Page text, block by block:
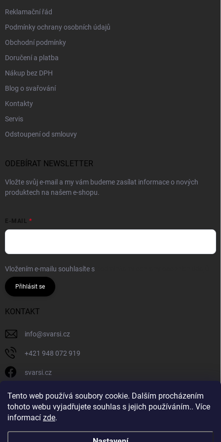
Tento web používá soubory cookie. Dalším procházením
tohoto webu vyjadřujete souhlas s jejich používáním.. Více
informací zde.
Reklamační řád
Podmínky ochrany osobních údajů
Obchodní podmínky
Doručení a platba
Nákup bez DPH
Blog o svařování
Kontakty
Servis
Odstoupení od smlouvy
ODEBÍRAT NEWSLETTER
Vložte svůj e-mail a my vám budeme zasílat informace o nových
produktech na našem e-shopu.
E-MAIL
Vložením e-mailu souhlasíte s
Přihlásit se
KONTAKT
info@svarsi.cz
+421 948 072 919
svarsi.cz
svarsi.cz